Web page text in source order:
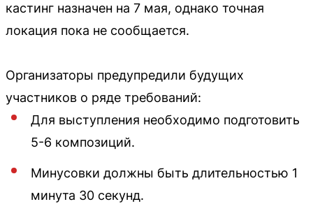
кастинг назначен на 7 мая, однако точная
локация пока не сообщается.
Организаторы предупредили будущих
участников о ряде требований:
Для выступления необходимо подготовить
5-6 композиций.
Минусовки должны быть длительностью 1
минута 30 секунд.